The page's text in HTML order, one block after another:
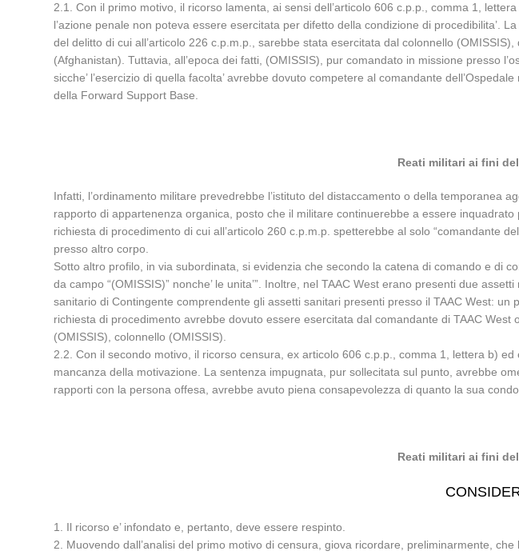
2.1. Con il primo motivo, il ricorso lamenta, ai sensi dell’articolo 606 c.p.p., comma 1,
l’azione penale non poteva essere esercitata per difetto della condizione di procedibilita’.
del delitto di cui all’articolo 226 c.p.m.p., sarebbe stata esercitata dal colonnello
(Afghanistan). Tuttavia, all’epoca dei fatti, (OMISSIS), pur comandato in missione presso
sicche’ l’esercizio di quella facolta’ avrebbe dovuto competere al comandante
della Forward Support Base.
Reati militari ai fini
Infatti, l’ordinamento militare prevedrebbe l’istituto del distaccamento o della
rapporto di appartenenza organica, posto che il militare continuerebbe a essere
richiesta di procedimento di cui all’articolo 260 c.p.m.p. spetterebbe al solo “comandante
presso altro corpo.
Sotto altro profilo, in via subordinata, si evidenzia che secondo la catena di comando e di
da campo “(OMISSIS)” nonche’ le unita’”. Inoltre, nel TAAC West erano presenti due
sanitario di Contingente comprendente gli assetti sanitari presenti presso il TAAC West:
richiesta di procedimento avrebbe dovuto essere esercitata dal comandante di TAAC
(OMISSIS), colonnello (OMISSIS).
2.2. Con il secondo motivo, il ricorso censura, ex articolo 606 c.p.p., comma 1, lettera b)
mancanza della motivazione. La sentenza impugnata, pur sollecitata sul punto, avrebbe
rapporti con la persona offesa, avrebbe avuto piena consapevolezza di quanto la sua
Reati militari ai fini
1. Il ricorso e’ infondato e, pertanto, deve essere respinto.
2. Muovendo dall’analisi del primo motivo di censura, giova ricordare, preliminarmente,